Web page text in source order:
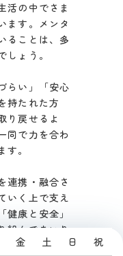
供できるよ
ます。
す。
活の中でさま
ます。メンタ
ることは、多
しょう。
らい」「安心
持たれた方
り戻せるよ
同で力を合わ
。
連携・融合さ
いく上で支え
健康と安全」
組んでまいり
と、日々の診
金 土 日 祝